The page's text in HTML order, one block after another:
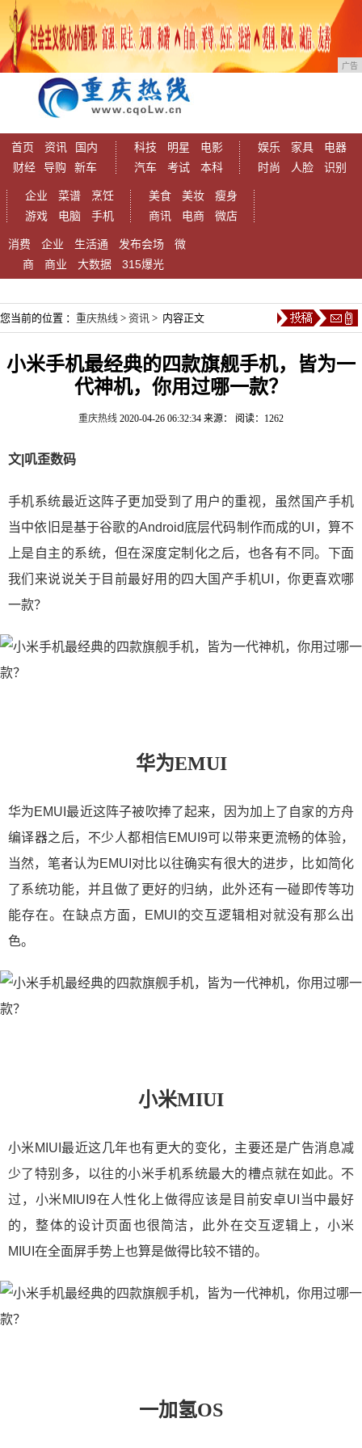
广告
首页 资讯
国内
财经
导购 新车
科技 明星
电影
汽车
考试 本科
娱乐 家具
电器
时尚
人脸 识别
企业 菜谱
烹饪
游戏
电脑 手机
美食 美妆
瘦身
商讯
电商 微店
消费 企业 生活通 发布会场
微
商
商业 大数据 315爆光
您当前的位置 ： 重庆热线 > 资讯 > 内容正文
小米手机最经典的四款旗舰手机，皆为一
代神机，你用过哪一款？
重庆热线 2020-04-26 06:32:34 来源： 阅读：1262
文|叽歪数码
手机系统最近这阵子更加受到了用户的重视，虽然国产手机
当中依旧是基于谷歌的Android底层代码制作而成的UI，算不
上是自主的系统，但在深度定制化之后，也各有不同。下面
我们来说说关于目前最好用的四大国产手机UI，你更喜欢哪
一款？
华为EMUI
华为EMUI最近这阵子被吹捧了起来，因为加上了自家的方舟
编译器之后，不少人都相信EMUI9可以带来更流畅的体验，
当然，笔者认为EMUI对比以往确实有很大的进步，比如简化
了系统功能，并且做了更好的归纳，此外还有一碰即传等功
能存在。在缺点方面，EMUI的交互逻辑相对就没有那么出
色。
小米MIUI
小米MIUI最近这几年也有更大的变化，主要还是广告消息减
少了特别多，以往的小米手机系统最大的槽点就在如此。不
过，小米MIUI9在人性化上做得应该是目前安卓UI当中最好
的，整体的设计页面也很简洁，此外在交互逻辑上，小米
MIUI在全面屏手势上也算是做得比较不错的。
一加氢OS